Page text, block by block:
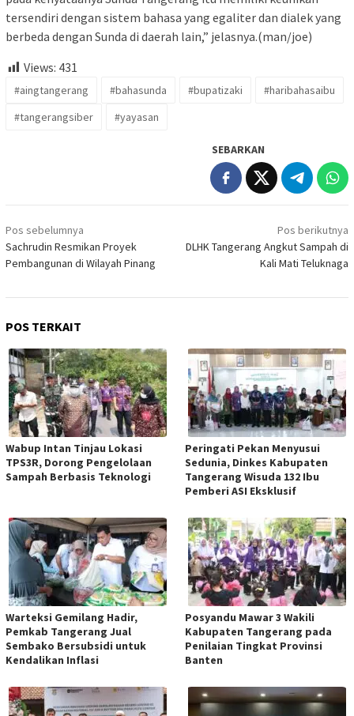
tersendiri dengan sistem bahasa yang egaliter dan dialek yang
berbeda dengan Sunda di daerah lain,” jelasnya.(man/joe)
Views: 431
#aingtangerang #bahasunda #bupatizaki
#haribahasaibu
#tangerangsiber
#yayasan
SEBARKAN
Navigasi
pos
Pos sebelumnya
Sachrudin Resmikan Proyek
Pembangunan di Wilayah Pinang
Pos berikutnya
DLHK Tangerang Angkut Sampah di
Kali Mati Teluknaga
POS TERKAIT
Wabup Intan Tinjau Lokasi
TPS3R, Dorong Pengelolaan
Sampah Berbasis Teknologi
Peringati Pekan Menyusui
Sedunia, Dinkes Kabupaten
Tangerang Wisuda 132 Ibu
Pemberi ASI Eksklusif
Warteksi Gemilang Hadir,
Pemkab Tangerang Jual
Sembako Bersubsidi untuk
Kendalikan Inflasi
Posyandu Mawar 3 Wakili
Kabupaten Tangerang pada
Penilaian Tingkat Provinsi
Banten